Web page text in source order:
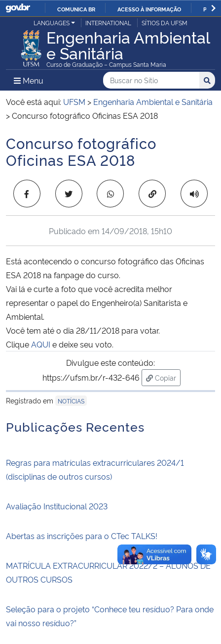
IR
PARA
O
CONTEÚDO
COMUNICA BR ACESSO À INFORMAÇÃO
Ministério da Justiça e Segurança Pública
Ministério da Defesa
Ministério das Relações Exteriores
Ministério da Infraestrutura
Ministério da Educação
Ministério da Cidadania
Ministério de Minas e Energia
Ministério da Ciência, Tecnologia, Inovações e Comunicações
Ministério do Meio Ambiente
Secretaria-Geral
Banco Central do Brasil
LANGUAGES INTERNATIONAL SÍTIOS DA UFSM
Engenharia Ambiental
e Sanitária
Curso de Graduação – Campus Santa Maria
Menu Menu Principal do Sítio
Busca
Buscar no no Sítio
Busca:
Você está aqui: UFSM > Engenharia Ambiental e Sanitária
>Concurso fotográfico Oficinas ESA 2018
Início do conteúdo
Concurso fotográfico
Oficinas ESA 2018
Copiar para área
Publicado em 14/09/2018, 15h10
Está acontecendo o concurso fotográfico das Oficinas
ESA 2018 na fanpage do curso.
Vai lá e curte a foto que você acredita melhor
representar o papel do Engenheiro(a) Sanitarista e
Ambiental.
Você tem até o dia 28/11/2018 para votar.
CliqueAQUI e deixe seu voto.
Divulgue este conteúdo:
https://ufsm.br/r-432-646
Copiar
para área de
Registrado em
NOTÍCIAS
Publicações Recentes
Regras para matrículas extracurriculares 2024/1
(disciplinas de outros cursos)
Avaliação Institucional 2023
Abertas as inscrições para o CTec TALKS!
MATRÍCULA EXTRACURRICULAR 2022/2 – ALUNOS DE
OUTROS CURSOS
Seleção para o projeto “Conhece teu resíduo? Para onde
vai nosso resíduo?”